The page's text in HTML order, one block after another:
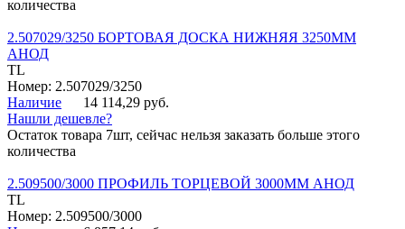
количества
2.507029/3250 БОРТОВАЯ ДОСКА НИЖНЯЯ 3250ММ
АНОД
TL
Номер: 2.507029/3250
Наличие
14 114,29 руб.
Нашли дешевле?
Остаток товара 7шт, сейчас нельзя заказать больше этого
количества
2.509500/3000 ПРОФИЛЬ ТОРЦЕВОЙ 3000ММ АНОД
TL
Номер: 2.509500/3000